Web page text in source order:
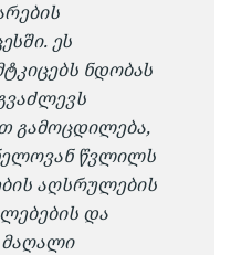
ეს
ნდობას
გამოცდილება,
წვლილს
აღსრულების
და
მაღალი